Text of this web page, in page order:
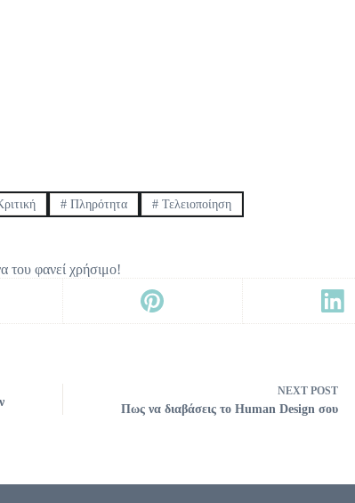
# Πληρότητα #Τελειοποίηση
του φανεί χρήσιμο!
NEXTPOST
Πως να διαβάσεις το Human Design σου